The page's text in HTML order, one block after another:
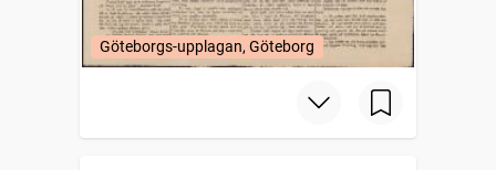
Göteborgs-upplagan, Göteborg